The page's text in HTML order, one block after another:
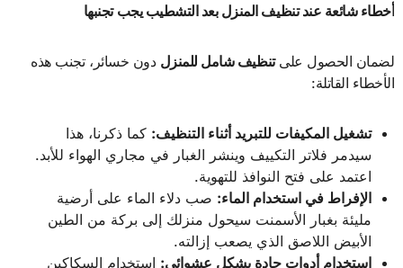
أخطاء شائعة عند تنظيف المنزل بعد التشطيب يجب تجنبها
لضمان الحصول علىتنظيف شامل للمنزل دون خسائر، تجنب هذه
الأخطاء القاتلة:
تشغيل المكيفات للتبريد أثناء التنظيف: كما ذكرنا، هذا
سيدمر فلاتر التكييف وينشر الغبار في مجاري الهواء للأبد.
اعتمد على فتح النوافذ للتهوية.
الإفراط في استخدام الماء: صب دلاء الماء على أرضية
مليئة بغبار الأسمنت سيحول منزلك إلى بركة من الطين
الأبيض اللاصق الذي يصعب إزالته.
استخدام أدوات حادة بشكل عشوائي: استخدام السكاكين